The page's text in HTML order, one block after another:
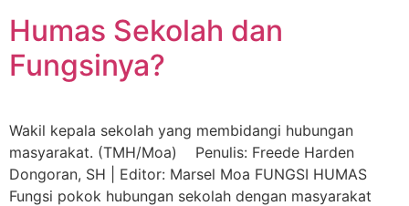
Humas Sekolah dan
Fungsinya?
Wakil kepala sekolah yang membidangi hubungan
masyarakat. (TMH/Moa) Penulis: Freede Harden
Dongoran, SH | Editor: Marsel Moa FUNGSI HUMAS
Fungsi pokok hubungan sekolah dengan masyarakat